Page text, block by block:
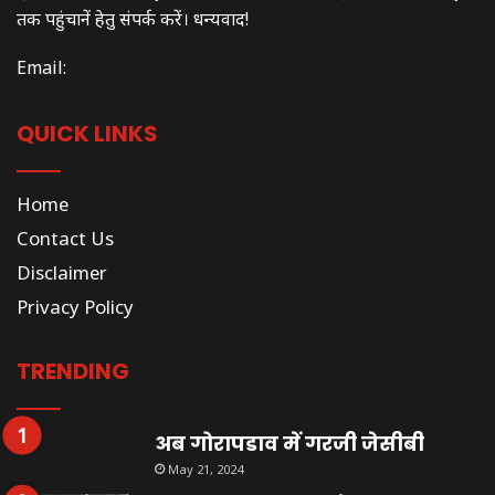
तक पहुंचानें हेतु संपर्क करें। धन्यवाद!
Email:
QUICK LINKS
Home
Contact Us
Disclaimer
Privacy Policy
TRENDING
अब गोरापडाव में गरजी जेसीबी
May 21, 2024